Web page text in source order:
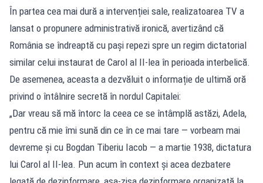
În partea cea mai dură a intervenției sale, realizatoarea TV a
lansat o propunere administrativă ironică, avertizând că
România se îndreaptă cu pași repezi spre un regim dictatorial
similar celui instaurat de Carol al II-lea în perioada interbelică.
De asemenea, aceasta a dezvăluit o informație de ultimă oră
privind o întâlnire secretă în nordul Capitalei:
„Dar vreau să mă întorc la ceea ce se întâmplă astăzi, Adela,
pentru că mie îmi sună din ce în ce mai tare — vorbeam mai
devreme și cu Bogdan Tiberiu Iacob — a martie 1938, dictatura
lui Carol al II-lea. Pun acum în context și acea dezbatere